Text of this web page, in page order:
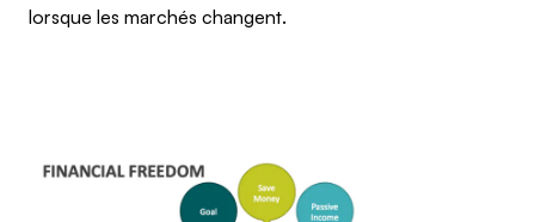
lorsque les marchés changent.